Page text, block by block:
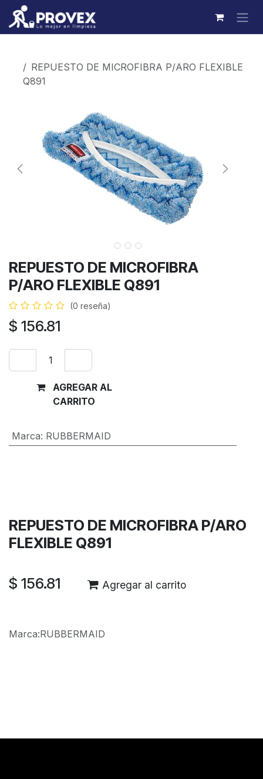
Ir al contenido
REPUESTO DE MICROFIBRA P/ARO FLEXIBLE
Q891
REPUESTO DE MICROFIBRA
P/ARO FLEXIBLE Q891
(0 reseña)
$ 156.81
AGREGAR AL
CARRITO
Marca: RUBBERMAID
REPUESTO DE MICROFIBRA P/ARO
FLEXIBLE Q891
$ 156.81 Agregar al carrito
Marca:RUBBERMAID